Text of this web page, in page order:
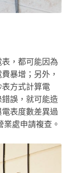
，都可能因為
暴增；另外，
表方式計算電
誤，就可能造
表度數差異過
處申請複查。